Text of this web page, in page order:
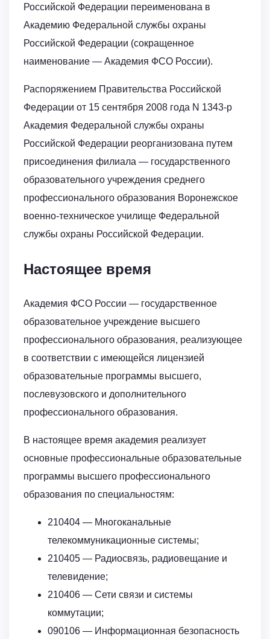
Российской Федерации переименована в
Академию Федеральной службы охраны
Российской Федерации (сокращенное
наименование — Академия ФСО России).
Распоряжением Правительства Российской
Федерации от 15 сентября 2008 года N 1343-р
Академия Федеральной службы охраны
Российской Федерации реорганизована путем
присоединения филиала — государственного
образовательного учреждения среднего
профессионального образования Воронежское
военно-техническое училище Федеральной
службы охраны Российской Федерации.
Настоящее время
Академия ФСО России — государственное
образовательное учреждение высшего
профессионального образования, реализующее
в соответствии с имеющейся лицензией
образовательные программы высшего,
послевузовского и дополнительного
профессионального образования.
В настоящее время академия реализует
основные профессиональные образовательные
программы высшего профессионального
образования по специальностям:
210404 — Многоканальные
телекоммуникационные системы;
210405 — Радиосвязь, радиовещание и
телевидение;
210406 — Сети связи и системы
коммутации;
090106 — Информационная безопасность